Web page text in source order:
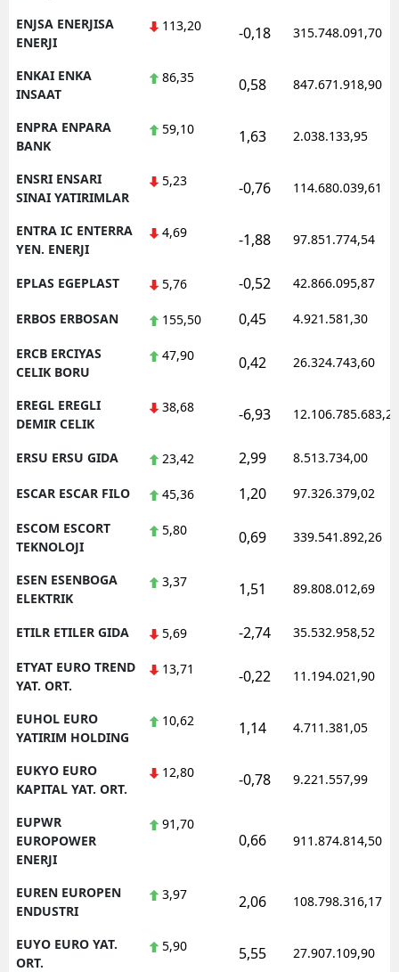
ENJSA ENERJISA
ENERJI
113,20 -0,18 315.748.091,70
ENKAI ENKA
INSAAT
86,35 0,58 847.671.918,90
ENPRA ENPARA
BANK
59,10 1,63 2.038.133,95
ENSRI ENSARI
SINAI YATIRIMLAR
5,23 -0,76 114.680.039,61
ENTRA IC ENTERRA
YEN. ENERJI
4,69 -1,88 97.851.774,54
EPLAS EGEPLAST 5,76 -0,52 42.866.095,87
ERBOS ERBOSAN 155,50 0,45 4.921.581,30
ERCB ERCIYAS
CELIK BORU
47,90 0,42 26.324.743,60
EREGL EREGLI
DEMIR CELIK
38,68 -6,93 12.106.785.683,20
ERSU ERSU GIDA 23,42 2,99 8.513.734,00
ESCAR ESCAR FILO 45,36 1,20 97.326.379,02
ESCOM ESCORT
TEKNOLOJI
5,80 0,69 339.541.892,26
ESEN ESENBOGA
ELEKTRIK
3,37 1,51 89.808.012,69
ETILR ETILER GIDA 5,69 -2,74 35.532.958,52
ETYAT EURO TREND
YAT. ORT.
13,71 -0,22 11.194.021,90
EUHOL EURO
YATIRIM HOLDING
10,62 1,14 4.711.381,05
EUKYO EURO
KAPITAL YAT. ORT.
12,80 -0,78 9.221.557,99
EUPWR
EUROPOWER
ENERJI
91,70
0,66 911.874.814,50
EUREN EUROPEN
ENDUSTRI
3,97 2,06 108.798.316,17
EUYO EURO YAT.
ORT.
5,90 5,55 27.907.109,90